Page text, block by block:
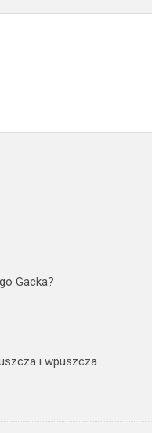
Gacka?
i wpuszcza